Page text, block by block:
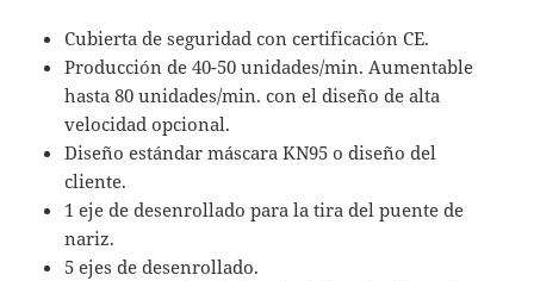
Cubierta de seguridad con certificación CE.
Producción de 40-50 unidades/min. Aumentable
hasta 80 unidades/min. con el diseño de alta
velocidad opcional.
Diseño estándar máscara KN95 o diseño del
cliente.
1 eje de desenrollado para la tira del puente de
nariz.
5 ejes de desenrollado.